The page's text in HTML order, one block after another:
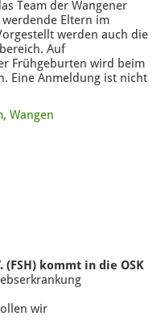
Team der Wangener
Eltern im
werden auch die
Auf
Frühgeburten wird beim
Eine Anmeldung ist nicht
Wangen
kommt in die OSK
wir